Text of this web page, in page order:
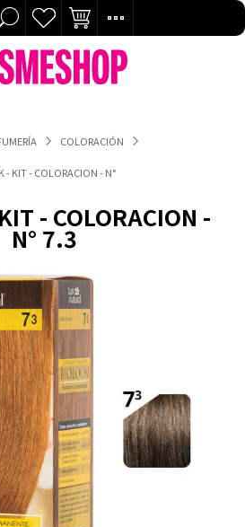
COLORACIÓN
KIT - COLORACION - N° 7.3
- COLORACION -
N° 7.3